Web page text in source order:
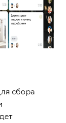
сбора